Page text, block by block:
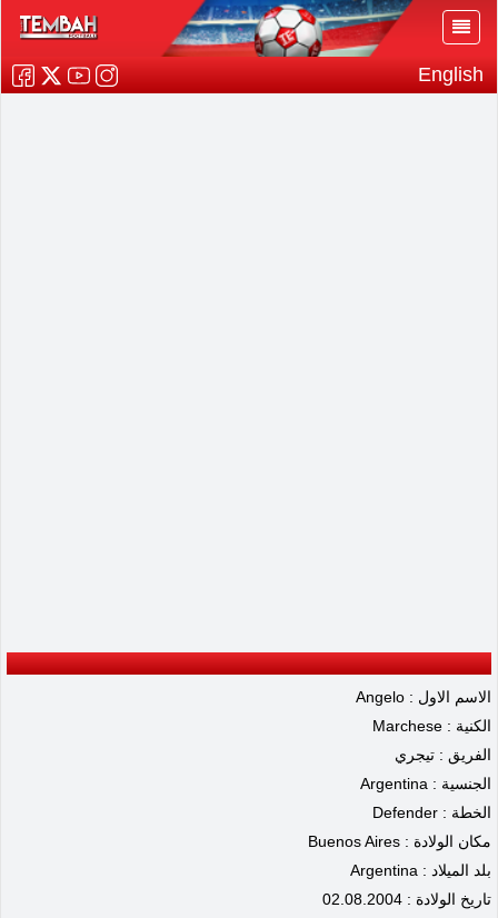
English
الاسم الاول : Angelo
الكنية : Marchese
الفريق : تيجري
الجنسية : Argentina
الخطة : Defender
مكان الولادة : Buenos Aires
بلد الميلاد : Argentina
تاريخ الولادة : 02.08.2004